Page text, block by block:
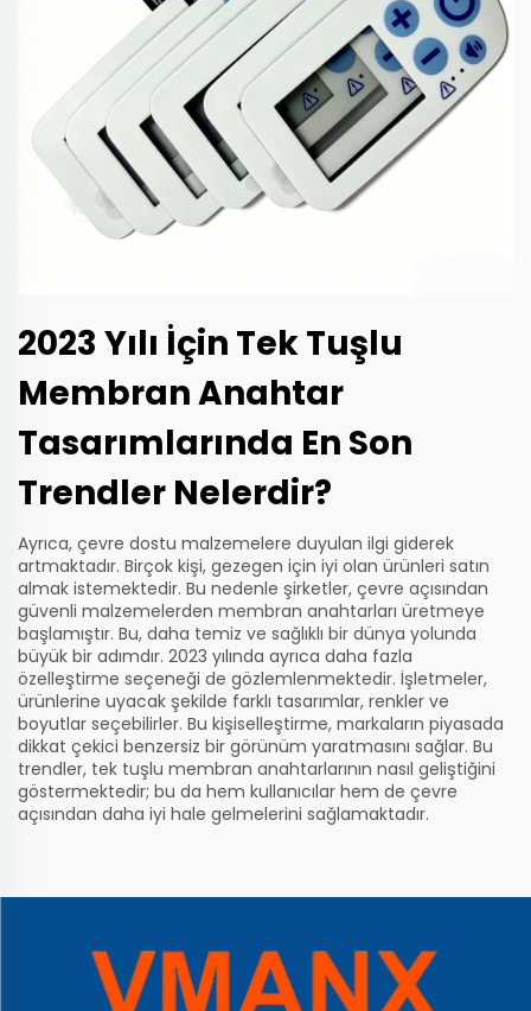
2023 Yılı İçin Tek Tuşlu
Membran Anahtar
Tasarımlarında En Son
Trendler Nelerdir?
Ayrıca, çevre dostu malzemelere duyulan ilgi giderek
artmaktadır. Birçok kişi, gezegen için iyi olan ürünleri satın
almak istemektedir. Bu nedenle şirketler, çevre açısından
güvenli malzemelerden membran anahtarları üretmeye
başlamıştır. Bu, daha temiz ve sağlıklı bir dünya yolunda
büyük bir adımdır. 2023 yılında ayrıca daha fazla
özelleştirme seçeneği de gözlemlenmektedir. İşletmeler,
ürünlerine uyacak şekilde farklı tasarımlar, renkler ve
boyutlar seçebilirler. Bu kişiselleştirme, markaların piyasada
dikkat çekici benzersiz bir görünüm yaratmasını sağlar. Bu
trendler, tek tuşlu membran anahtarlarının nasıl geliştiğini
göstermektedir; bu da hem kullanıcılar hem de çevre
açısından daha iyi hale gelmelerini sağlamaktadır.